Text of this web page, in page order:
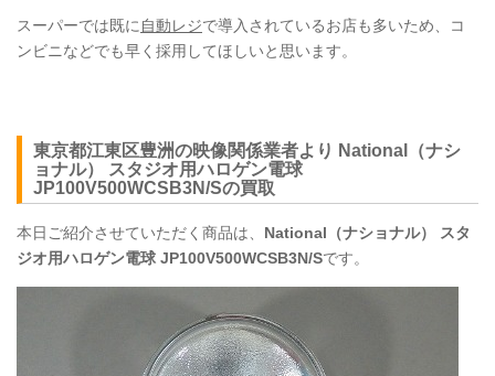
スーパーでは既に 自動レジで導入されているお店も多いため、コ
ンビニなどでも早く採用してほしいと思います。
東京都江東区豊洲の映像関係業者より National（ナシ
ョナル） スタジオ用ハロゲン電球
JP100V500WCSB3N/Sの買取
本日ご紹介させていただく商品は、 National（ナショナル） スタ
ジオ用ハロゲン電球 JP100V500WCSB3N/Sです。